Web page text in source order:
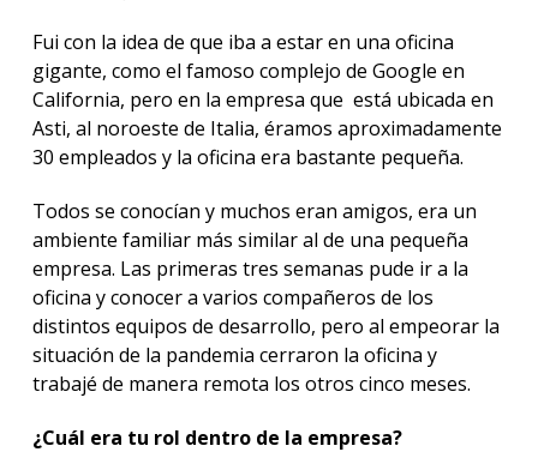
Fui con la idea de que iba a estar en una oficina
gigante, como el famoso complejo de Google en
California, pero en la empresa que está ubicada en
Asti, al noroeste de Italia, éramos aproximadamente
30 empleados y la oficina era bastante pequeña.
Todos se conocían y muchos eran amigos, era un
ambiente familiar más similar al de una pequeña
empresa. Las primeras tres semanas pude ir a la
oficina y conocer a varios compañeros de los
distintos equipos de desarrollo, pero al empeorar la
situación de la pandemia cerraron la oficina y
trabajé de manera remota los otros cinco meses.
¿Cuál era tu rol dentro de la empresa?